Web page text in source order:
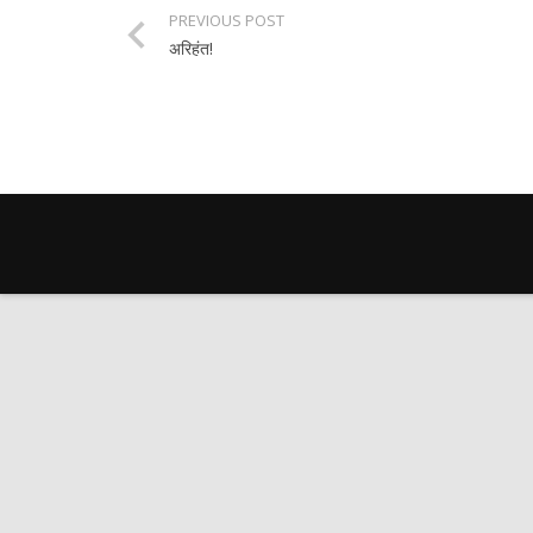
PREVIOUS POST
अरिहंत!